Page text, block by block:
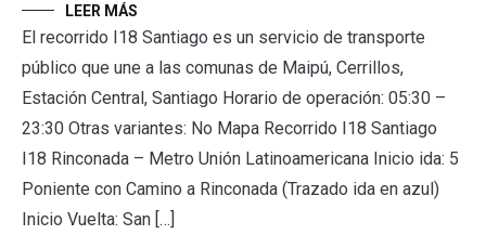
LEER MÁS
El recorrido I18 Santiago es un servicio de transporte
público que une a las comunas de Maipú, Cerrillos,
Estación Central, Santiago Horario de operación: 05:30 –
23:30 Otras variantes: No Mapa Recorrido I18 Santiago
I18 Rinconada – Metro Unión Latinoamericana Inicio ida: 5
Poniente con Camino a Rinconada (Trazado ida en azul)
Inicio Vuelta: San […]